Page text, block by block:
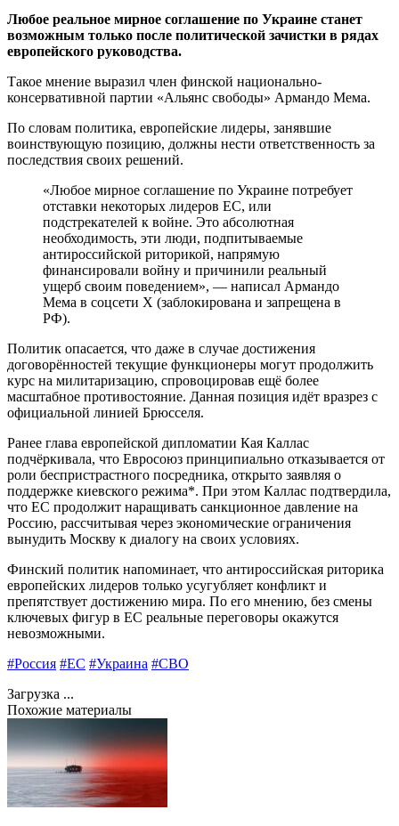
Любое реальное мирное соглашение по Украине станет
возможным только после политической зачистки в рядах
европейского руководства.
Такое мнение выразил член финской национально-
консервативной партии «Альянс свободы» Армандо Мема.
По словам политика, европейские лидеры, занявшие
воинствующую позицию, должны нести ответственность за
последствия своих решений.
«Любое мирное соглашение по Украине потребует
отставки некоторых лидеров ЕС, или
подстрекателей к войне. Это абсолютная
необходимость, эти люди, подпитываемые
антироссийской риторикой, напрямую
финансировали войну и причинили реальный
ущерб своим поведением», — написал Армандо
Мема в соцсети X (заблокирована и запрещена в
РФ).
Политик опасается, что даже в случае достижения
договорённостей текущие функционеры могут продолжить
курс на милитаризацию, спровоцировав ещё более
масштабное противостояние. Данная позиция идёт вразрез с
официальной линией Брюсселя.
Ранее глава европейской дипломатии Кая Каллас
подчёркивала, что Евросоюз принципиально отказывается от
роли беспристрастного посредника, открыто заявляя о
поддержке киевского режима*. При этом Каллас подтвердила,
что ЕС продолжит наращивать санкционное давление на
Россию, рассчитывая через экономические ограничения
вынудить Москву к диалогу на своих условиях.
Финский политик напоминает, что антироссийская риторика
европейских лидеров только усугубляет конфликт и
препятствует достижению мира. По его мнению, без смены
ключевых фигур в ЕС реальные переговоры окажутся
невозможными.
#Россия #ЕС #Украина #СВО
Загрузка ...
Похожие материалы